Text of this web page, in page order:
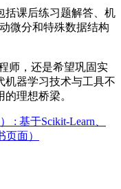
括课后练习题解答、机
微分和特殊数据结构
师，还是希望巩固实
机器学习技术与工具不
理想桥梁。
: 基于Scikit-Learn、
面）